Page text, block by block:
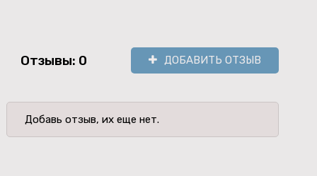
Отзывы: 0 ДОБАВИТЬ ОТЗЫВ
Добавь отзыв, их еще нет.